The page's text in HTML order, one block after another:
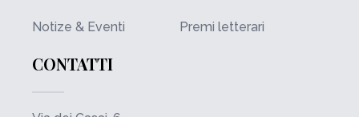
Notize & Eventi Premi letterari
CONTATTI